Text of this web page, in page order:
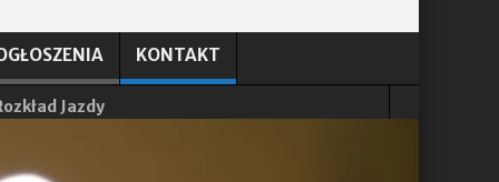
KONTAKT
Jazdy